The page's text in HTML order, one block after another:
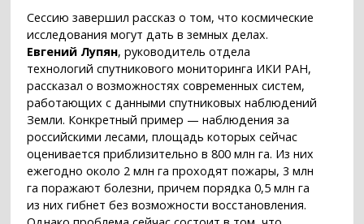
Сессию завершил рассказ о том, что космические
исследования могут дать в земных делах.
Евгений Лупян, руководитель отдела
технологий спутникового мониторинга ИКИ РАН,
рассказал о возможностях современных систем,
работающих с данными спутниковых наблюдений
Земли. Конкретный пример — наблюдения за
российскими лесами, площадь которых сейчас
оценивается приблизительно в 800 млн га. Из них
ежегодно около 2 млн га проходят пожары, 3 млн
га поражают болезни, причем порядка 0,5 млн га
из них гибнет без возможности восстановления.